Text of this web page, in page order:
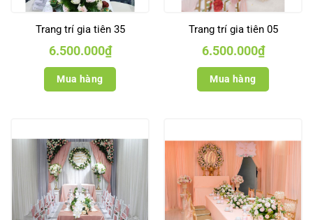
Trang trí gia tiên 35
6.500.000₫
Mua hàng
Trang trí gia tiên 05
6.500.000₫
Mua hàng